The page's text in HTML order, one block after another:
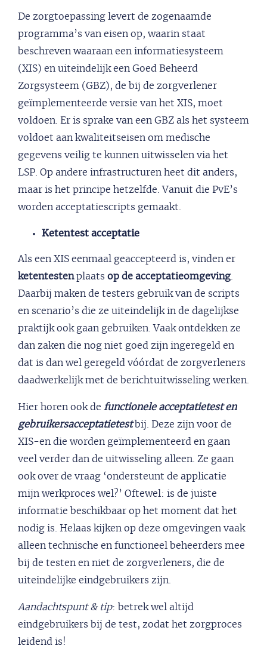
De zorgtoepassing levert de zogenaamde
programma’s van eisen op, waarin staat
beschreven waaraan een informatiesysteem
(XIS) en uiteindelijk een Goed Beheerd
Zorgsysteem (GBZ), de bij de zorgverlener
geïmplementeerde versie van het XIS, moet
voldoen. Er is sprake van een GBZ als het systeem
voldoet aan kwaliteitseisen om medische
gegevens veilig te kunnen uitwisselen via het
LSP. Op andere infrastructuren heet dit anders,
maar is het principe hetzelfde. Vanuit die PvE’s
worden acceptatiescripts gemaakt.
Ketentest acceptatie
Als een XIS eenmaal geaccepteerd is, vinden er
ketentestenplaats op de acceptatieomgeving
Daarbij maken de testers gebruik van de scripts
en scenario’s die ze uiteindelijk in de dagelijkse
praktijk ook gaan gebruiken. Vaak ontdekken ze
dan zaken die nog niet goed zijn ingeregeld en
dat is dan wel geregeld vóórdat de zorgverleners
daadwerkelijk met de berichtuitwisseling werken.
Hier horen ook de functionele acceptatietest en
gebruikersacceptatietestbij. Deze zijn voor de
XIS-en die worden geïmplementeerd en gaan
veel verder dan de uitwisseling alleen. Ze gaan
ook over de vraag ‘ondersteunt de applicatie
mijn werkproces wel?’ Oftewel: is de juiste
informatie beschikbaar op het moment dat het
nodig is. Helaas kijken op deze omgevingen vaak
alleen technische en functioneel beheerders mee
bij de testen en niet de zorgverleners, die de
uiteindelijke eindgebruikers zijn.
Aandachtspunt & tip: betrek wel altijd
eindgebruikers bij de test, zodat het zorgproces
leidend is!